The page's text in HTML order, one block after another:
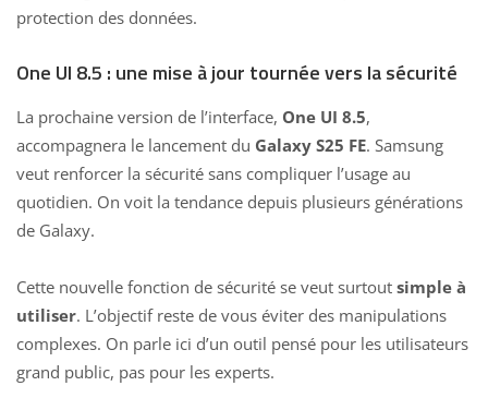
protection des données.
One UI 8.5 : une mise à jour tournée vers la sécurité
La prochaine version de l’interface, One UI 8.5,
accompagnera le lancement du Galaxy S25 FE. Samsung
veut renforcer la sécurité sans compliquer l’usage au
quotidien. On voit la tendance depuis plusieurs générations
de Galaxy.
Cette nouvelle fonction de sécurité se veut surtout simple à
utiliser. L’objectif reste de vous éviter des manipulations
complexes. On parle ici d’un outil pensé pour les utilisateurs
grand public, pas pour les experts.